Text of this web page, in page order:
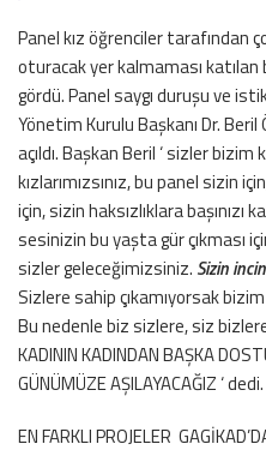
Panel kız öğrenciler tarafından
oturacak yer kalmaması
gördü. Panel saygı duruşu ve
Yönetim Kurulu Başkanı Dr.
açıldı. Başkan Beril ‘ sizler
kızlarımızsınız, bu panel sizin
için, sizin haksızlıklara başınızı
sesinizin bu yaşta gür çıkması
sizler geleceğimizsiniz. Sizin
Sizlere sahip çıkamıyorsak
Bu nedenle biz sizlere, siz
KADININ KADINDAN BAŞKA
GÜNÜMÜZE AŞILAYACAĞIZ ‘ dedi.
EN FARKLI PROJELER